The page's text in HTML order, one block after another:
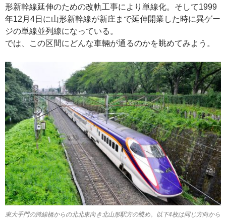
形新幹線延伸のための改軌工事により単線化。そして1999
年12月4日に山形新幹線が新庄まで延伸開業した時に異ゲー
ジの単線並列線になっている。
では、この区間にどんな車輛が通るのかを眺めてみよう。
東大手門の跨線橋からの北北東向き北山形駅方の眺め。以下4枚は同じ方向から